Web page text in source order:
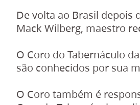
De volta ao Brasil depois
Mack Wilberg, maestro
O Coro do Tabernáculo
são conhecidos por sua
O Coro também é